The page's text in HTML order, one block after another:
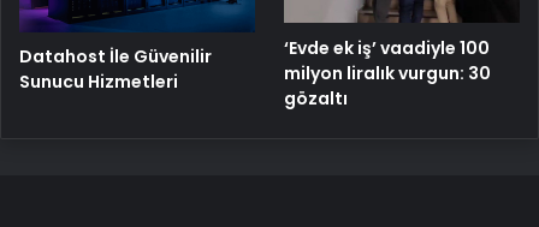
Datahost İle Güvenilir
Sunucu Hizmetleri
‘Evde ek iş’ vaadiyle 100
milyon liralık vurgun: 30
gözaltı